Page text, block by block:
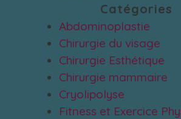
Catégories
Abdominoplastie
Chirurgie du visage
Chirurgie Esthétique
Chirurgie mammaire
Cryolipolyse
Fitness et Exercice